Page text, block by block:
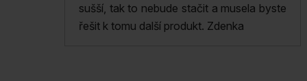
sušší, tak to nebude stačit a musela byste
řešit k tomu další produkt. Zdenka